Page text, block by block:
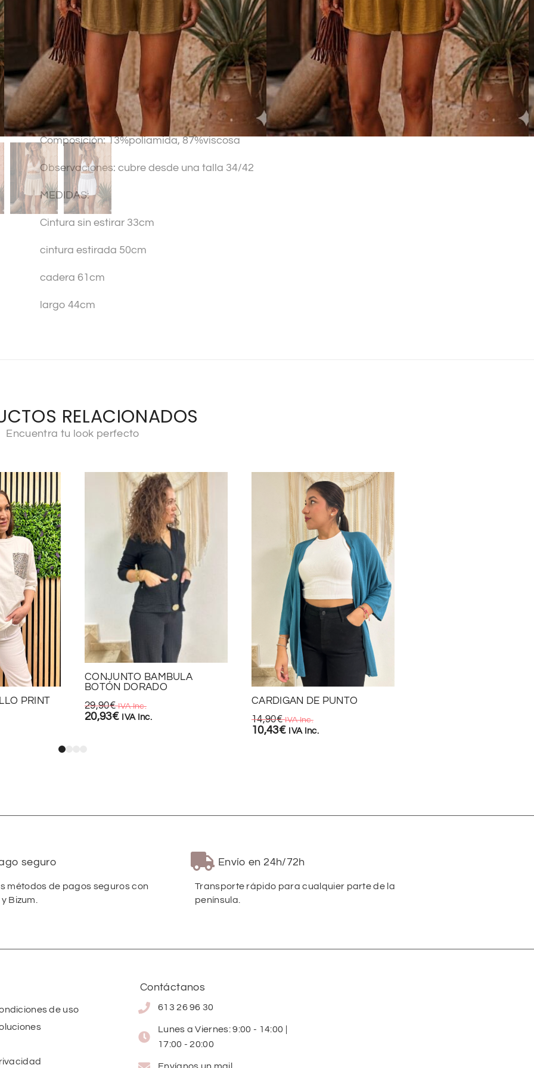
n
t
i
v
e
:
SKU:
37462
Categorías:
Moda chica,Novedades
Descripción Información adicional
Composición: 13%poliamida, 87%viscosa
Observaciones: cubre desde una talla 34/42
MEDIDAS:
Cintura sin estirar 33cm
cintura estirada 50cm
cadera 61cm
largo 44cm
RELACIONADOS
Encuentra tu look perfecto
PRINT
CONJUNTO BAMBULA
BOTÓN DORADO
29,90€ IVA Inc.
20,93€ IVA Inc.
CARDIGAN DE PUNTO
14,90€ IVA Inc.
10,43€ IVA Inc.
seguro
métodos de pagos seguros con
Bizum.
Envío en 24h/72h
Transporte rápido para cualquier parte de la
península.
de uso
Contáctanos
613 26 96 30
Lunes a Viernes: 9:00 - 14:00 |
17:00 - 20:00